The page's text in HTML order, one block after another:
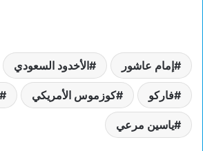
إمام عاشور الأخدود السعودي
فاركو كوزموس الأمريكي
ياسين مرعي